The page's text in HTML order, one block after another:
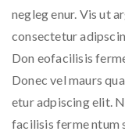
negleg enur. Vis ut
consectetur
Don eofacilisis
Donec vel maurs
etur adpiscing elit.
facilisis ferme ntum